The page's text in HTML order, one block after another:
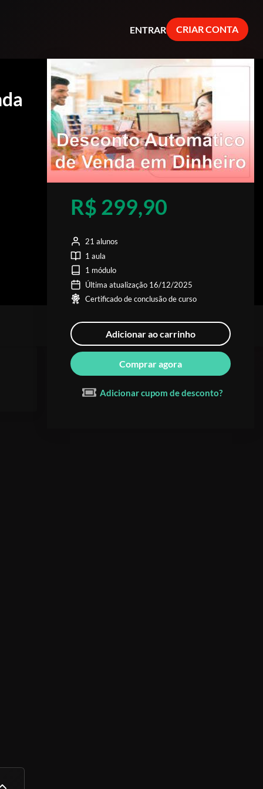
ENTRAR CRIAR CONTA
R$ 299,90
21 alunos
1 aula
1 módulo
Última atualização 16/12/2025
Certificado de conclusão de curso
Adicionar ao carrinho
Comprar agora
Adicionar cupom de desconto?